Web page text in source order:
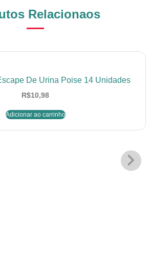
Relacionaos
De Urina Poise 14 Unidades
R$10,98
Adicionar ao carrinho